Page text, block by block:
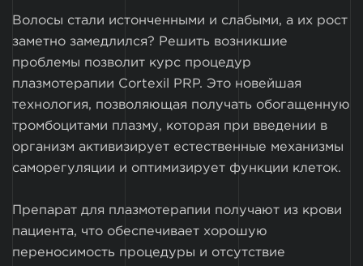
Волосы стали истонченными и слабыми, а их рост
заметно замедлился? Решить возникшие
проблемы позволит курс процедур
плазмотерапии Cortexil PRP. Это новейшая
технология, позволяющая получать обогащенную
тромбоцитами плазму, которая при введении в
организм активизирует естественные механизмы
саморегуляции и оптимизирует функции клеток.
Препарат для плазмотерапии получают из крови
пациента, что обеспечивает хорошую
переносимость процедуры и отсутствие